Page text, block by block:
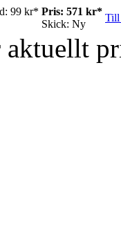
99 kr* Pris: 571 kr*
Skick: Ny
Till